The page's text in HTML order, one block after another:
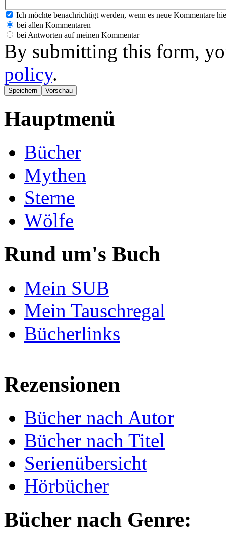
Ich möchte benachrichtigt werden, wenn es neue Kommentare
bei allen Kommentaren
bei Antworten auf meinen Kommentar
By submitting this form,
policy.
Hauptmenü
Bücher
Mythen
Sterne
Wölfe
Rund um's Buch
Mein SUB
Mein Tauschregal
Bücherlinks
Rezensionen
Bücher nach Autor
Bücher nach Titel
Serienübersicht
Hörbücher
Bücher nach Genre: